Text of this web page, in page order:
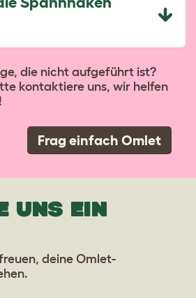
die nicht aufgeführt ist?
kontaktiere uns, wir helfen
Frag einfach Omlet
UNS EIN
deine Omlet-